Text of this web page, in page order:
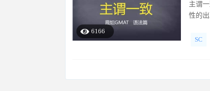
6166
主谓
性的出
SC